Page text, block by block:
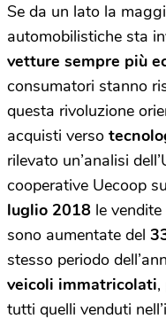
Se da un lato la
automobilistiche sta
vetture sempre più
consumatori stanno
questa rivoluzione
acquisti verso
rilevato un’analisi
cooperative Uecoop
luglio 2018 le vendite
sono aumentate del
stesso periodo
veicoli immatricolati,
tutti quelli venduti